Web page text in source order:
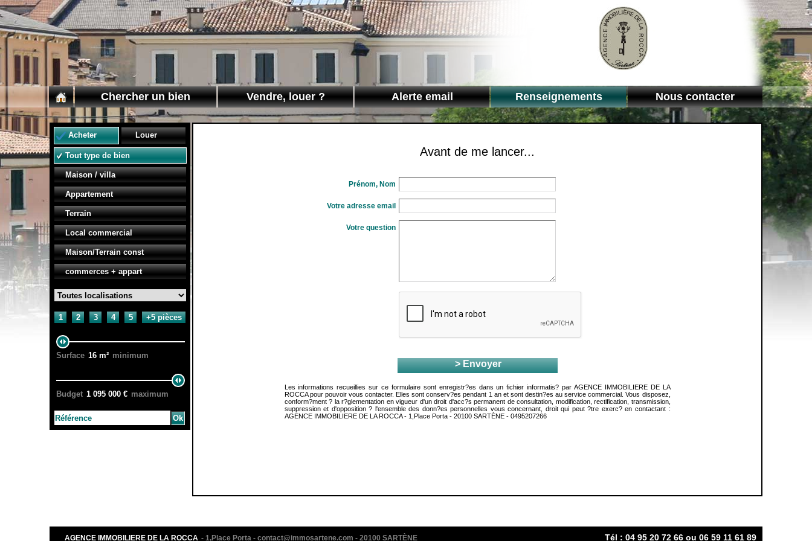
Chercher un bien Vendre, louer ? Alerte email Renseignements Nous contacter
Acheter Louer
Tout type de bien
Maison / villa
Appartement
Terrain
Local commercial
Maison/Terrain const
commerces + appart
1 2 3 4 5 +5 pièces
Surface 16 m² minimum
Budget 1 095 000 € maximum
Avant de me lancer...
Prénom, Nom
Votre adresse email
Votre question
> Envoyer
Les informations recueillies sur ce formulaire sont enregistr?es dans un fichier informatis? par AGENCE IMMOBILIERE DE LA
ROCCA pour pouvoir vous contacter. Elles sont conserv?es pendant 1 an et sont destin?es au service commercial. Vous disposez,
conform?ment ? la r?glementation en vigueur d'un droit d'acc?s permanent de consultation, modification, rectification, transmission,
suppression et d'opposition ? l'ensemble des donn?es personnelles vous concernant, droit qui peut ?tre exerc? en contactant :
AGENCE IMMOBILIERE DE LA ROCCA - 1,Place Porta - 20100 SARTÈNE - 0495207266
AGENCE IMMOBILIERE DE LA ROCCA - 1,Place Porta - contact@immosartene.com - 20100 SARTÈNE Tél : 04 95 20 72 66 ou 06 59 11 61 89